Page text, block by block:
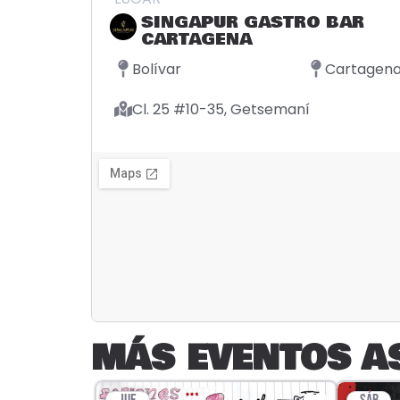
SINGAPUR GASTRO BAR
CARTAGENA
Bolívar
Cl. 25 #10-35, Getsemaní
MÁS EVENTOS